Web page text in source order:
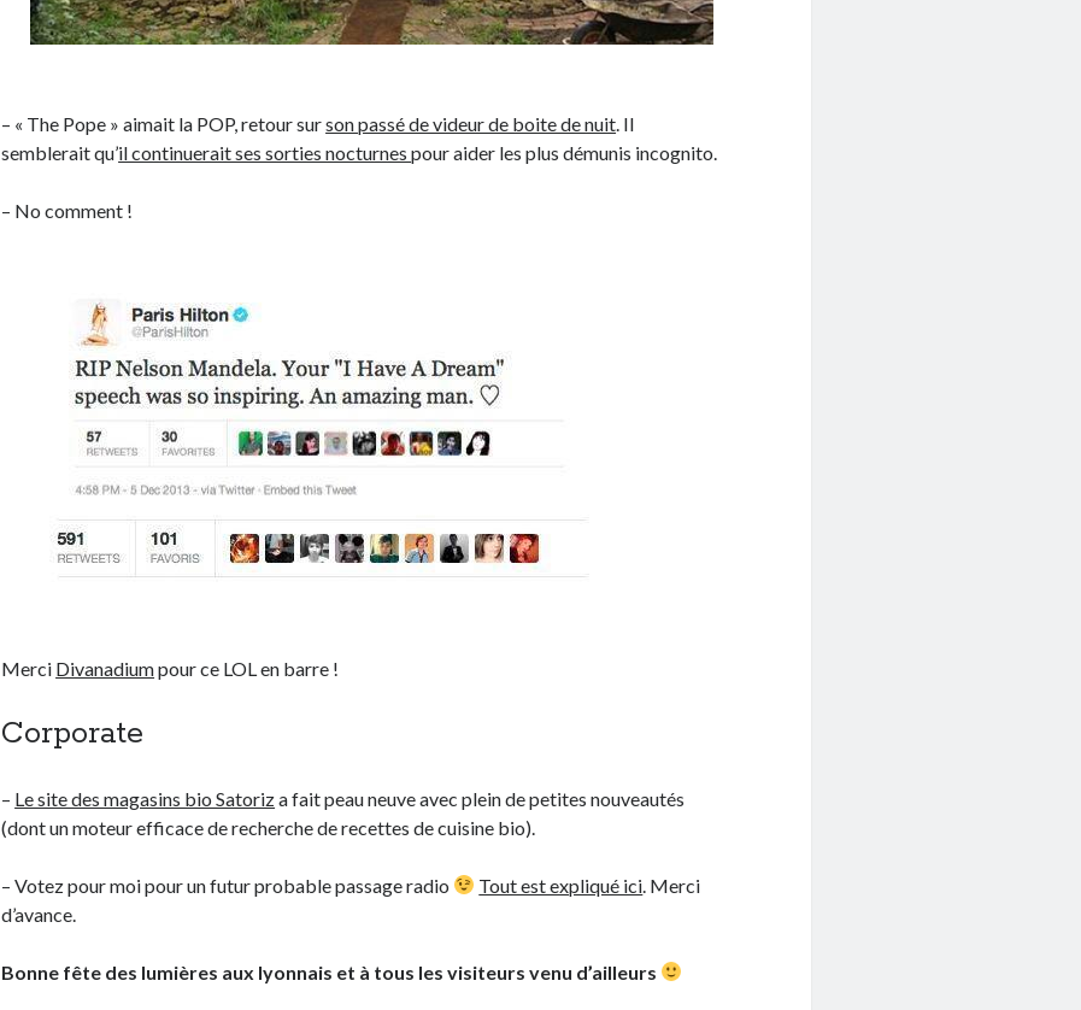
– « The Pope » aimait la POP, retour surson passé de videur de boite de nuit. Il
semblerait qu’il continuerait ses sorties nocturnespour aider les plus démunis incognito.
– No comment !
Merci Divanadiumpour ce LOL en barre !
Corporate
– Le site des magasins bio Satoriza fait peau neuve avec plein de petites nouveautés
(dont un moteur efficace de recherche de recettes de cuisine bio).
– Votez pour moi pour un futur probable passage radio Tout est expliqué ici. Merci
d’avance.
Bonne fête des lumières aux lyonnais et à tous les visiteurs venu d’ailleurs